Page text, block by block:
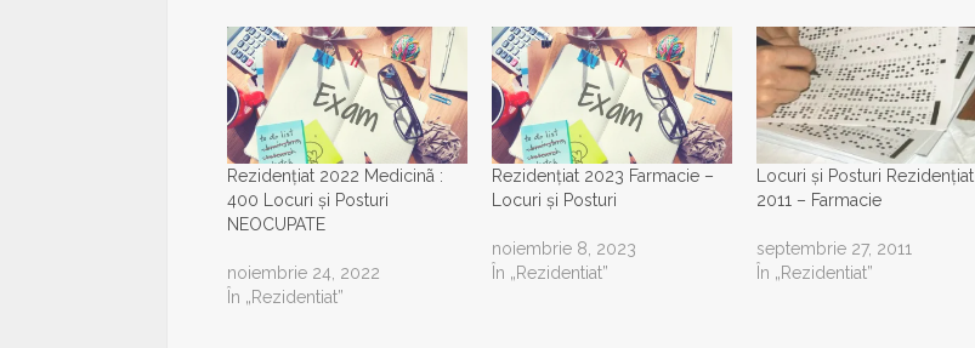
Rezidențiat 2022 Medicinã :
400 Locuri și Posturi
NEOCUPATE
noiembrie 24, 2022
În „Rezidentiat”
Rezidențiat 2023 Farmacie –
Locuri și Posturi
noiembrie 8, 2023
În „Rezidentiat”
Locuri și Posturi Rezidențiat
2011 – Farmacie
septembrie 27, 2011
În „Rezidentiat”